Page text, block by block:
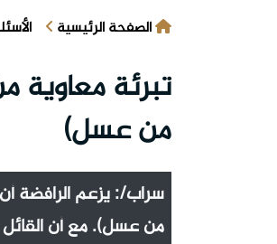
الصفحة الرئيسية
تبرئة معاوية
من عسل)
سراب/: يزعم الرافضة
من عسل). مع أن القائل